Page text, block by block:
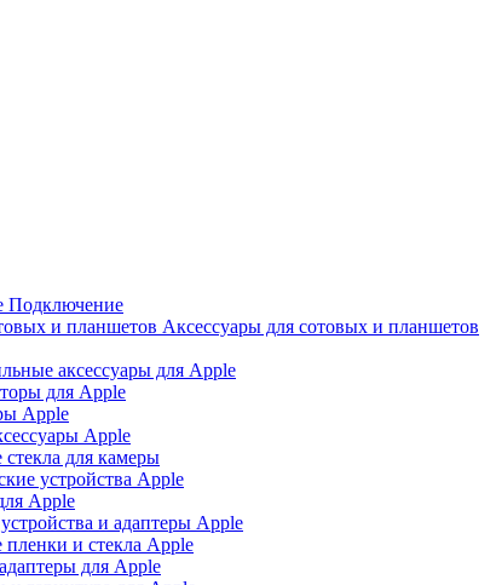
Подключение
Аксессуары для сотовых и планшетов
аксессуары для Apple
для Apple
Apple
Apple
для камеры
устройства Apple
Apple
и адаптеры Apple
и стекла Apple
для Apple